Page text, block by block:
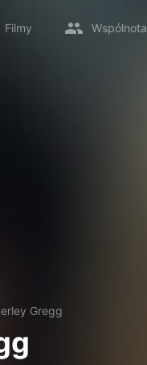
Filmy Wspólnota
Gregg